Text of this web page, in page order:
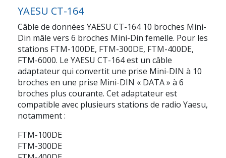
YAESU CT-164
Câble de données YAESU CT-164 10 broches Mini-
Din mâle vers 6 broches Mini-Din femelle. Pour les
stations FTM-100DE, FTM-300DE, FTM-400DE,
FTM-6000. Le YAESU CT-164 est un câble
adaptateur qui convertit une prise Mini-DIN à 10
broches en une prise Mini-DIN « DATA » à 6
broches plus courante. Cet adaptateur est
compatible avec plusieurs stations de radio Yaesu,
notamment :
FTM-100DE
FTM-300DE